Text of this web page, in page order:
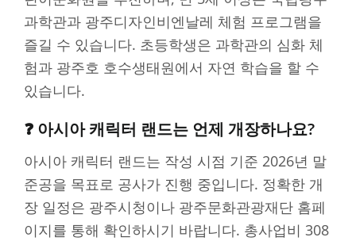
과학관과 광주디자인비엔날레 체험 프로그램을
즐길 수 있습니다. 초등학생은 과학관의 심화 체
험과 광주호 호수생태원에서 자연 학습을 할 수
있습니다.
❓ 아시아 캐릭터 랜드는 언제 개장하나요?
아시아 캐릭터 랜드는 작성 시점 기준 2026년 말
준공을 목표로 공사가 진행 중입니다. 정확한 개
장 일정은 광주시청이나 광주문화관광재단 홈페
이지를 통해 확인하시기 바랍니다. 총사업비 308